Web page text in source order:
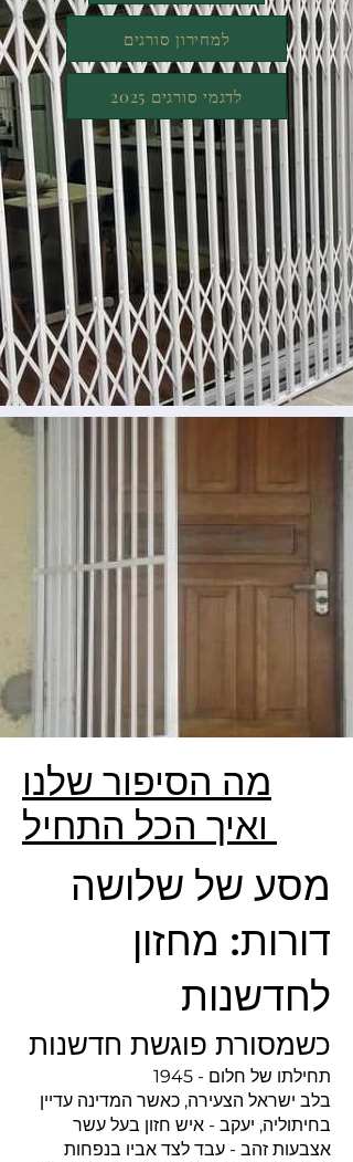
למחירון סורגים
לדגמי סורגים 2025
מה הסיפור שלנו
מסע של שלושה
דורות: מחזון
לחדשנות
כשמסורת פוגשת חדשנות
1945 - תחילתו של חלום
בלב ישראל הצעירה, כאשר המדינה עדיין
בחיתוליה, יעקב - איש חזון בעל עשר
אצבעות זהב - עבד לצד אביו בנפחות